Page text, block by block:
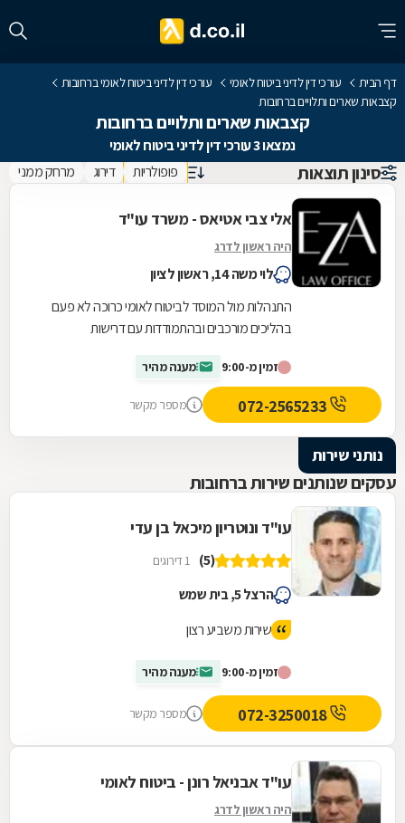
דף הבית עורכי דין לדיני ביטוח לאומי
עורכי דין לדיני ביטוח לאומי ברחובות
קצבאות שארים ותלויים ברחובות
קצבאות שארים ותלויים ברחובות
נמצאו 3 עורכי דין לדיני ביטוח לאומי
סינון תוצאות פופולריות דירוג מרחק ממני
אלי צבי אטיאס - משרד עו"ד
היה ראשון לדרג
לוי משה 14, ראשון לציון
התנהלות מול המוסד לביטוח לאומי כרוכה לא פעם
בהליכים מורכבים ובהתמודדות עם דרישות
ליווי...זמין מ-9:00 מענה מהיר
מספר מקשר
נותני שירות
עסקים שנותנים שירות ברחובות
עו"ד ונוטריון מיכאל בן עדי
(5) 1 דירוגים
הרצל 5, בית שמש
שירות משביע רצון
זמין מ-9:00 מענה מהיר
072-3250018 מספר מקשר
עו"ד אבניאל רונן - ביטוח לאומי
היה ראשון לדרג